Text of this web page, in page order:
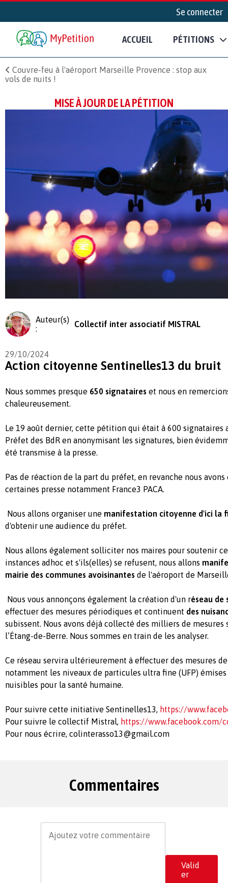
Se connecter
ACCUEIL PÉTITIONS
Couvre-feu à l'aéroport Marseille Provence : stop aux
vols de nuits !
MISE À JOUR DE LA PÉTITION
Auteur(s)
:
Collectif inter associatif MISTRAL
29/10/2024
Action citoyenne Sentinelles13 du bruit
Nous sommes presque 650 signataires et nous en
chaleureusement.
Le 19 août dernier, cette pétition qui était à 600 signataires
Préfet des BdR en anonymisant les signatures, bien
été transmise à la presse.
Pas de réaction de la part du préfet, en revanche nous
certaines presse notamment France3 PACA.
Nous allons organiser une manifestation citoyenne d'ici la
d'obtenir une audience du préfet.
Nous allons également solliciter nos maires pour soutenir
instances adhoc et s'ils(elles) se refusent, nous allons
mairie des communes avoisinantes de l'aéroport de
Nous vous annonçons également la création d'un réseau de
effectuer des mesures périodiques et continuent des
subissent. Nous avons déjà collecté des milliers de mesures
l’Étang-de-Berre. Nous sommes en train de les analyser.
Ce réseau servira ultérieurement à effectuer des mesures
notamment les niveaux de particules ultra fine (UFP)
nuisibles pour la santé humaine.
Pour suivre cette initiative Sentinelles13, https://
Pour suivre le collectif Mistral, https://www.facebook.com/
Pour nous écrire, colinterasso13@gmail.com
Commentaires
Valid
er